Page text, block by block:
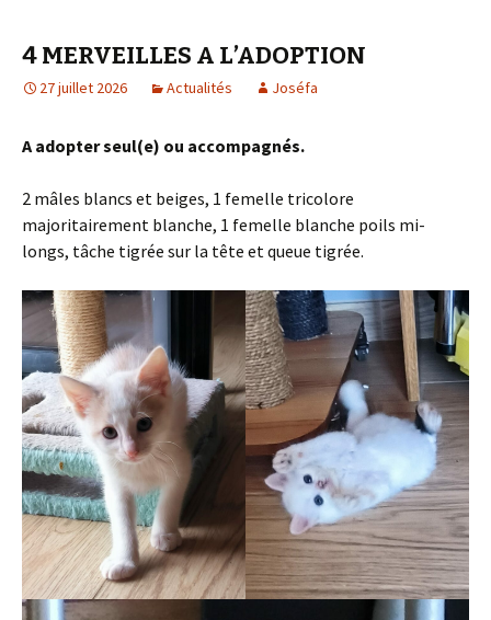
4 MERVEILLES A L’ADOPTION
27 juillet 2026 Actualités Joséfa
A adopter seul(e) ou accompagnés.
2 mâles blancs et beiges, 1 femelle tricolore
majoritairement blanche, 1 femelle blanche poils mi-
longs, tâche tigrée sur la tête et queue tigrée.